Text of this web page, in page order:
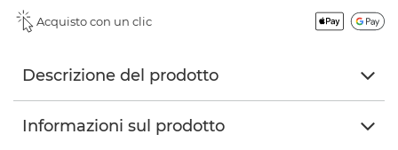
Acquisto con un clic
Descrizione del prodotto
Informazioni sul prodotto